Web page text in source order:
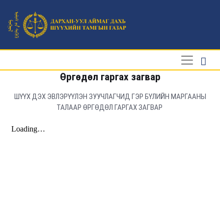
Өргөдөл гаргах загвар
ШҮҮХ ДЭХ ЭВЛЭРҮҮЛЭН ЗУУЧЛАГЧИД ГЭР БҮЛИЙН МАРГААНЫ
ТАЛААР ӨРГӨДӨЛ ГАРГАХ ЗАГВАР